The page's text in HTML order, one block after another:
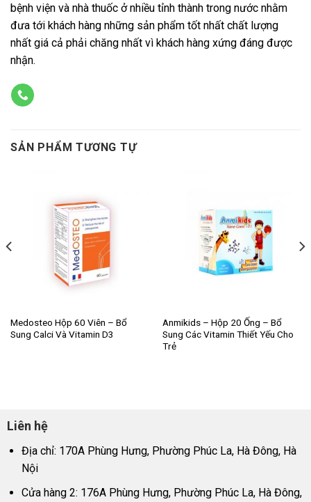
bệnh viện và nhà thuốc ở nhiều tỉnh thành trong nước nhằm
đưa tới khách hàng những sản phẩm tốt nhất chất lượng
nhất giá cả phải chăng nhất vì khách hàng xứng đáng được
nhận.
SẢN PHẨM TƯƠNG TỰ
Medosteo Hộp 60 Viên – Bổ
Sung Calci Và Vitamin D3
Anmikids – Hộp 20 Ống – Bổ
Sung Các Vitamin Thiết Yếu Cho
Trẻ
Liên hệ
Địa chỉ: 170A Phùng Hưng, Phường Phúc La, Hà Đông, Hà
Nội
Cửa hàng 2: 176A Phùng Hưng, Phường Phúc La, Hà Đông,